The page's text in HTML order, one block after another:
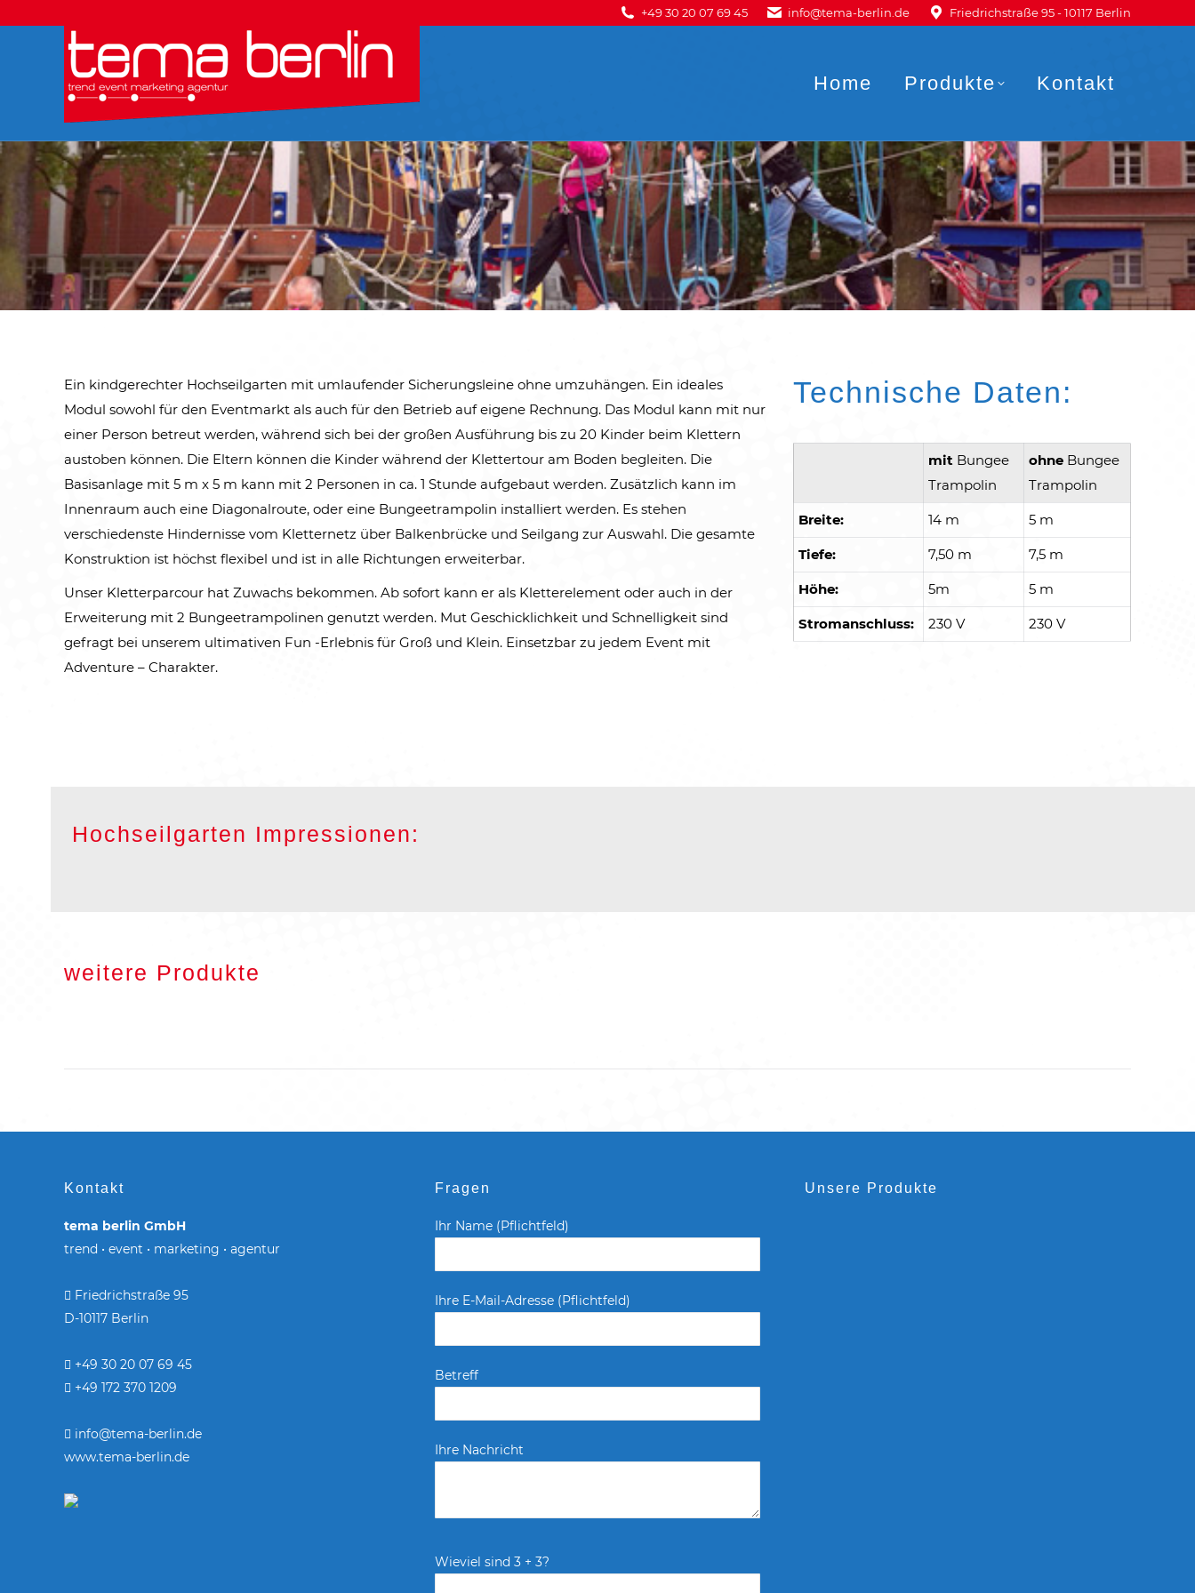
+49 30 20 07 69 45 info@tema-berlin.de Friedrichstraße 95 - 10117 Berlin
Home Produkte Kontakt
Ein kindgerechter Hochseilgarten mit umlaufender Sicherungsleine ohne umzuhängen. Ein ideales
Modul sowohl für den Eventmarkt als auch für den Betrieb auf eigene Rechnung. Das Modul kann mit nur
einer Person betreut werden, während sich bei der großen Ausführung bis zu 20 Kinder beim Klettern
austoben können. Die Eltern können die Kinder während der Klettertour am Boden begleiten. Die
Basisanlage mit 5 m x 5 m kann mit 2 Personen in ca. 1 Stunde aufgebaut werden. Zusätzlich kann im
Innenraum auch eine Diagonalroute, oder eine Bungeetrampolin installiert werden. Es stehen
verschiedenste Hindernisse vom Kletternetz über Balkenbrücke und Seilgang zur Auswahl. Die gesamte
Konstruktion ist höchst flexibel und ist in alle Richtungen erweiterbar.
Unser Kletterparcour hat Zuwachs bekommen. Ab sofort kann er als Kletterelement oder auch in der
Erweiterung mit 2 Bungeetrampolinen genutzt werden. Mut Geschicklichkeit und Schnelligkeit sind
gefragt bei unserem ultimativen Fun -Erlebnis für Groß und Klein. Einsetzbar zu jedem Event mit
Adventure – Charakter.
Technische Daten:
mit Bungee
Trampolin
ohne Bungee
Trampolin
Breite: 14 m 5 m
Tiefe: 7,50 m 7,5 m
Höhe: 5m 5 m
Stromanschluss: 230 V 230 V
Hochseilgarten Impressionen:
weitere Produkte
Kontakt
tema berlin GmbH
trend • event • marketing • agentur
Friedrichstraße 95
D-10117 Berlin
+49 30 20 07 69 45
+49 172 370 1209
info@tema-berlin.de
www.tema-berlin.de
Fragen
Ihr Name (Pflichtfeld)
Ihre E-Mail-Adresse (Pflichtfeld)
Betreff
Ihre Nachricht
Wieviel sind 3 + 3?
Unsere Produkte